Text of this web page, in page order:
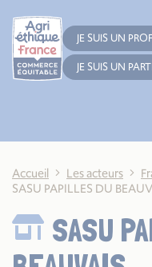
JE SUIS UN
JE SUIS UN
Accueil Les acteurs
SASU PAPILLES DU
SASU